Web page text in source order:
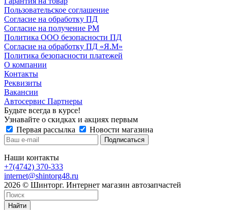
Пользовательское соглашение
Согласие на обработку ПД
Согласие на получение РМ
Политика ООО безопасности ПД
Согласие на обработку ПД «Я.М»
Политика безопасности платежей
О компании
Контакты
Реквизиты
Вакансии
Автосервис Партнеры
Будьте всегда в курсе!
Узнавайте о скидках и акциях первым
Первая рассылка
Новости магазина
Наши контакты
+7(4742) 370-333
internet@shintorg48.ru
2026 © Шинторг. Интернет магазин автозапчастей
Найти